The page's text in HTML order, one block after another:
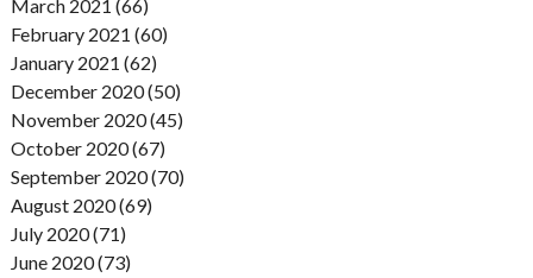
March 2021 (66)
February 2021 (60)
January 2021 (62)
December 2020 (50)
November 2020 (45)
October 2020 (67)
September 2020 (70)
August 2020 (69)
July 2020 (71)
June 2020 (73)